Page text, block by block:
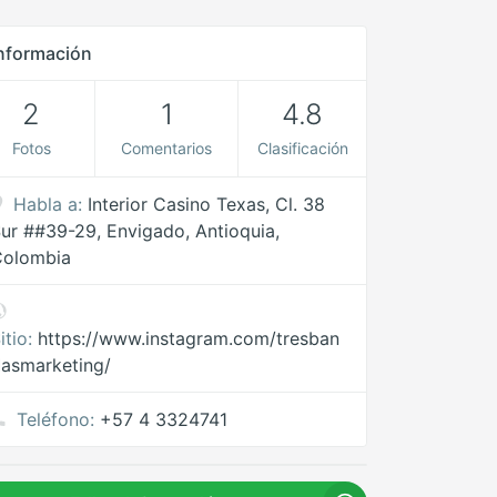
2
Fotos
1
Comentarios
4.8
Clasificación
Habla a: Interior Casino Texas, Cl. 38
##39-29, Envigado, Antioquia,
https://www.instagram.com/tresban
Teléfono: +57 4 3324741